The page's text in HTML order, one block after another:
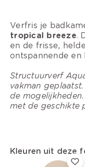
Verfris je
tropical breeze.
en de frisse,
ontspannende en
Structuurverf
vakman
de
met de geschikte
Kleuren uit deze